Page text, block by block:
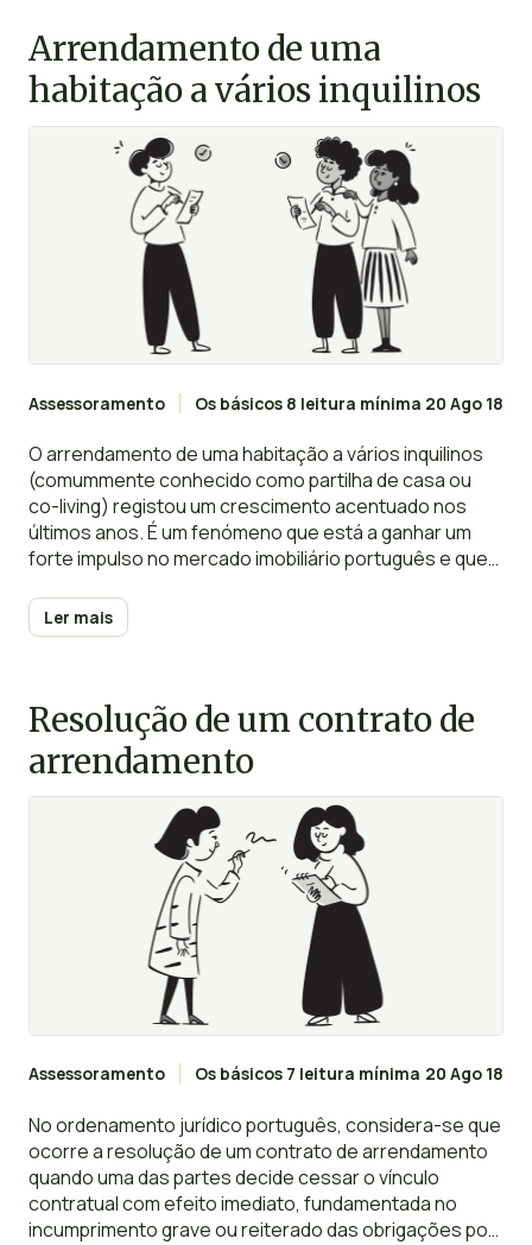
Arrendamento de uma
habitação a vários inquilinos
Assessoramento Os básicos 8 leitura mínima 20 Ago 18
O arrendamento de uma habitação a vários inquilinos
(comummente conhecido como partilha de casa ou
co-living) registou um crescimento acentuado nos
últimos anos. É um fenómeno que está a ganhar um
forte impulso no mercado imobiliário português e que
socioeconómicas.
Ler mais
Resolução de um contrato de
arrendamento
Assessoramento Os básicos 7 leitura mínima 20 Ago 18
No ordenamento jurídico português, considera-se que
ocorre a resolução de um contrato de arrendamento
quando uma das partes decide cessar o vínculo
contratual com efeito imediato, fundamentada no
incumprimento grave ou reiterado das obrigações por